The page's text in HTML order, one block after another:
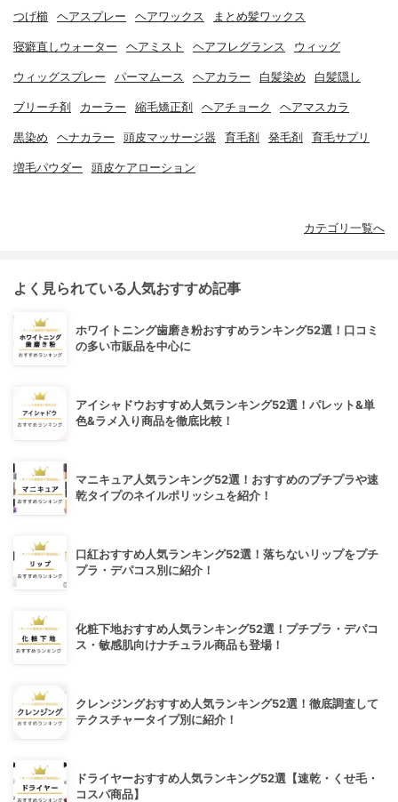
つげ櫛 ヘアスプレー ヘアワックス まとめ髪ワックス
寝癖直しウォーター ヘアミスト ヘアフレグランス ウィッグ
ウィッグスプレー パーマムース ヘアカラー 白髪染め 白髪隠し
ブリーチ剤 カーラー 縮毛矯正剤 ヘアチョーク ヘアマスカラ
黒染め ヘナカラー 頭皮マッサージ器 育毛剤 発毛剤 育毛サプリ
増毛パウダー 頭皮ケアローション
カテゴリ一覧へ
よく見られている人気おすすめ記事
ホワイトニング歯磨き粉おすすめランキング52選！口コミ
の多い市販品を中心に
アイシャドウおすすめ人気ランキング52選！パレット&単
色&ラメ入り商品を徹底比較！
マニキュア人気ランキング52選！おすすめのプチプラや速
乾タイプのネイルポリッシュを紹介！
口紅おすすめ人気ランキング52選！落ちないリップをプチ
プラ・デパコス別に紹介！
化粧下地おすすめ人気ランキング52選！プチプラ・デパコ
ス・敏感肌向けナチュラル商品も登場！
クレンジングおすすめ人気ランキング52選！徹底調査して
テクスチャータイプ別に紹介！
ドライヤーおすすめ人気ランキング52選【速乾・くせ毛・
コスパ商品】